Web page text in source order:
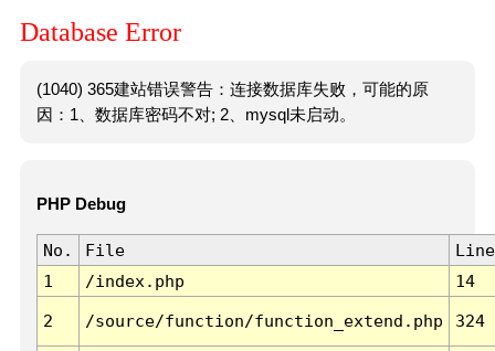
Database Error
(1040) 365建站错误警告：连接数据库失败，可能的原
因：1、数据库密码不对; 2、mysql未启动。
PHP Debug
No. File
Line
1
/index.php 14
2 /source/function/function_extend.php 324